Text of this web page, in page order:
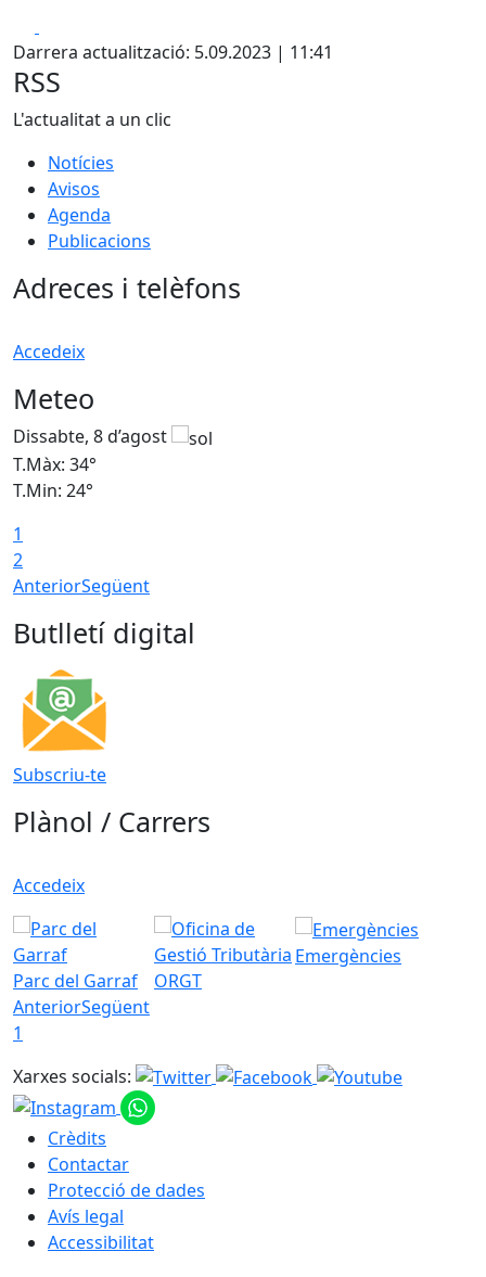
Darrera actualització: 5.09.2023 | 11:41
RSS
L'actualitat a un clic
Notícies
Avisos
Agenda
Publicacions
Adreces i telèfons
Accedeix
Meteo
Dissabte, 8 d’agost
T.Màx: 34°
T.Min: 24°
1
2
AnteriorSegüent
Butlletí digital
Subscriu-te
Plànol / Carrers
Accedeix
Parc del Garraf ORGT
Emergències
AnteriorSegüent
1
Xarxes socials:
Crèdits
Contactar
Protecció de dades
Avís legal
Accessibilitat